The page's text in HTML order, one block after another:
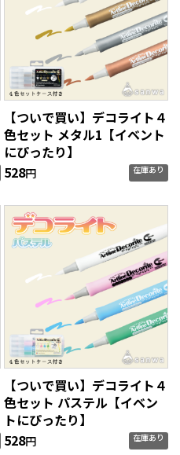
【ついで買い】デコライト４
色セット メタル1【イベント
にぴったり】
528円 在庫あり
【ついで買い】デコライト４
色セット パステル【イベン
トにぴったり】
528円 在庫あり